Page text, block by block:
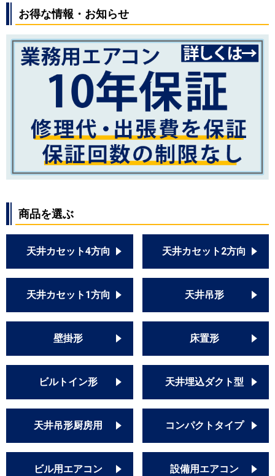
お得な情報・お知らせ
商品を選ぶ
天井カセット4方向 天井カセット2方向
天井カセット1方向 天井吊形
壁掛形 床置形
ビルトイン形 天井埋込ダクト型
天井吊形厨房用 コンパクトタイプ
ビル用エアコン 設備用エアコン